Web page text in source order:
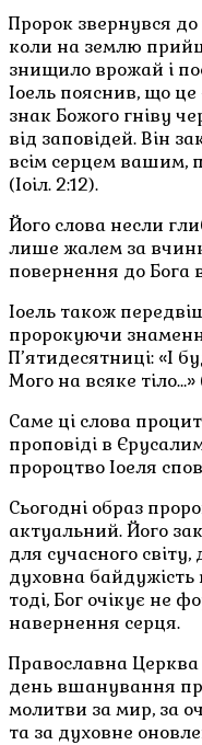
Пророк звернувся
коли на землю
знищило врожай і
Іоель пояснив, що
знак Божого гніву
від заповідей. Він
всім серцем вашим,
(Іоіл. 2:12).
Його слова несли
лише жалем за
повернення до Бога
Іоель також
пророкуючи
П’ятидесятниці: «І
Мого на всяке тіло…»
Саме ці слова
проповіді в
пророцтво Іоеля
Сьогодні образ
актуальний. Його
для сучасного світу,
духовна
тоді, Бог очікує не
навернення серця.
Православна Церква
день вшанування
молитви за мир, за
та за духовне